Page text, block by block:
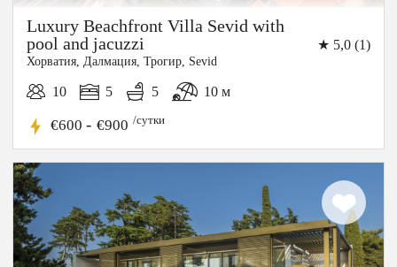
Luxury Beachfront Villa Sevid with
pool and jacuzzi
★ 5,0 (1)
Хорватия, Далмация, Трогир, Sevid
10 5 5 10 м
€600 - €900 /сутки